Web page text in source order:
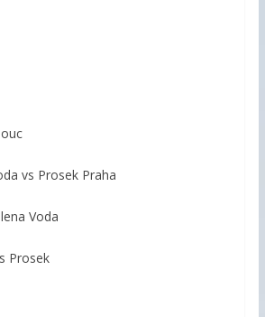
vs Prosek Praha
Voda
Prosek